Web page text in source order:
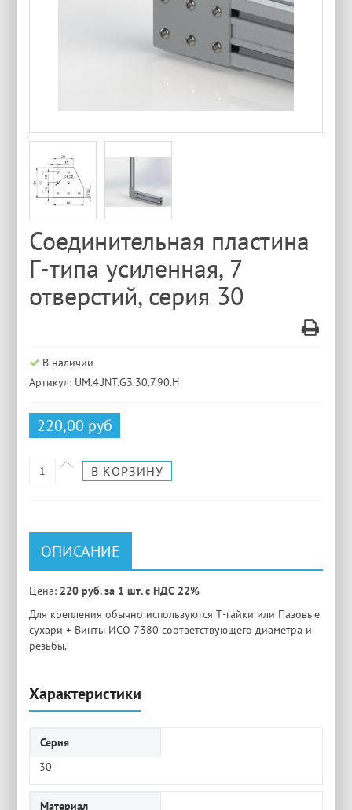
Соединительная пластина
Г-типа усиленная, 7
отверстий, серия 30
В наличии
Артикул: UM.4.JNT.G3.30.7.90.H
220,00 руб
ОПИСАНИЕ
Цена: 220 руб. за 1 шт. с НДС 22%
Для крепления обычно используются Т-гайки или Пазовые
сухари + Винты ИСО 7380 соответствующего диаметра и
резьбы.
Характеристики
Серия
30
Материал